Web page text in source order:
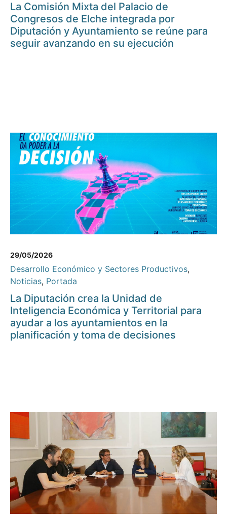
La Comisión Mixta del Palacio de
Congresos de Elche integrada por
Diputación y Ayuntamiento se reúne para
seguir avanzando en su ejecución
29/05/2026
Desarrollo Económico y Sectores Productivos,
Noticias, Portada
La Diputación crea la Unidad de
Inteligencia Económica y Territorial para
ayudar a los ayuntamientos en la
planificación y toma de decisiones